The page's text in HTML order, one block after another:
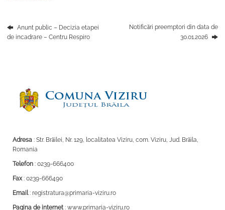
Anunt public – Decizia etapei
de incadrare – Centru Respiro
Notificări preemptori din data de
30.01.2026
Adresa : Str. Brăilei, Nr. 129, localitatea Viziru, com. Viziru, Jud. Brăila,
Romania
Telefon : 0239-666400
Fax: 0239-666490
Email: registratura@primaria-viziru.ro
Pagina de internet: www.primaria-viziru.ro